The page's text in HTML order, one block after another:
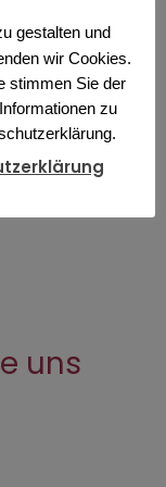
uns
gestalten und
wir Cookies.
stimmen Sie der
zu